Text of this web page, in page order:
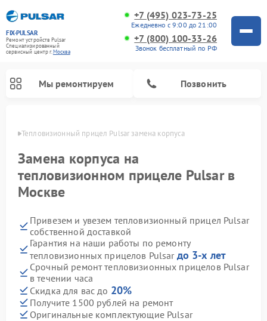
FIX-PULSAR
Ремонт устройств Pulsar
Специализированный
cервисный центр г.Москва
+7 (495) 023-73-25
Ежедневно с 9:00 до 21:00
+7 (800) 100-33-26
Звонок бесплатный по РФ
Мы ремонтируем Позвонить
Тепловизионный прицел Pulsar замена корпуса
Замена корпуса на
тепловизионном прицеле Pulsar в
Москве
Привезем и увезем тепловизионный прицел Pulsar
собственной доставкой
Гарантия на наши работы по ремонту
тепловизионных прицелов Pulsar до 3-х лет
Срочный ремонт тепловизионных прицелов Pulsar
в течении часа
Скидка для вас до 20%
Получите 1500 рублей на ремонт
Оригинальные комплектующие Pulsar